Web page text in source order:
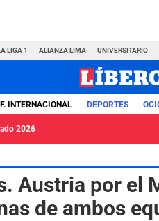
LIGA 1 ALIANZA LIMA UNIVERSITARIO
F. INTERNACIONAL DEPORTES
2026
Austria por el
de ambos